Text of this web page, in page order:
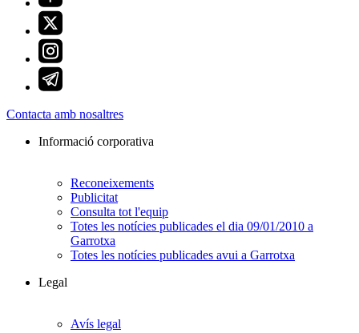
Contacta amb nosaltres
Informació corporativa
Reconeixements
Publicitat
Consulta tot l'equip
Totes les notícies publicades el dia 09/01/2010 a
Garrotxa
Totes les notícies publicades avui a Garrotxa
Legal
Avís legal